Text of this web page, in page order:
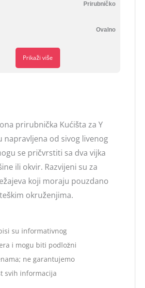
Prirubničko
Ovalno
Prikaži više
prirubnička Kućišta za Y
napravljena od sivog livenog
se pričvrstiti sa dva vijka
ili okvir. Razvijeni su za
koji moraju pouzdano
okruženjima.
su informativnog
i mogu biti podložni
ne garantujemo
svih informacija